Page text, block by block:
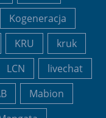
Kogeneracja
KRU
kruk
LCN
livechat
Mabion